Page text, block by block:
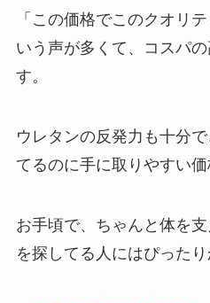
「この価格でこのクオリ
いう声が多くて、コスパ
す。
ウレタンの反発力も十分
てるのに手に取りやすい価
お手頃で、ちゃんと体を
を探してる人にはぴったり